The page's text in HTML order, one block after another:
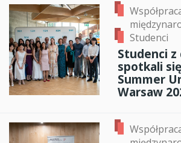
Studenci
Studenci z
spotkali
Summer
Warsaw